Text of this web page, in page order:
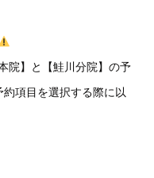
院】と【鮭川分院】の予
項目を選択する際に以